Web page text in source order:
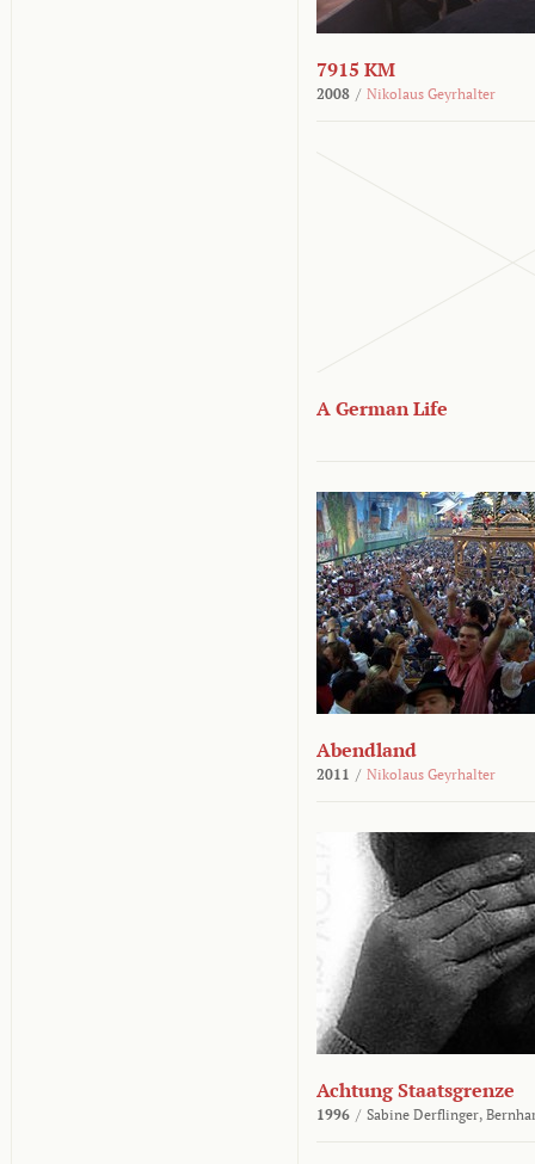
7915 KM
2008 / Nikolaus Geyrhalter
A German Life
Abendland
2011 / Nikolaus Geyrhalter
Achtung Staatsgrenze
1996 / Sabine Derflinger,